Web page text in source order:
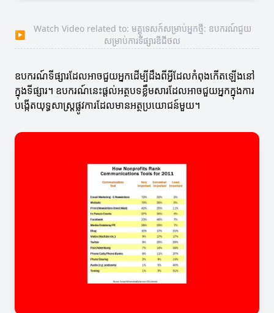
▶
Watch Video related to: មគ្គុទេសក៍សម្រាប់អ្នកថ្មី: ឧបករណ៍ជួយ
សម្រាប់ការទីផ្សារឌីជីថល
ឧបករណ៍ទីផ្សារដែលអាចជួយអ្នកដើម្បីដឹងពីអ្វីដែលកំពុងកើតឡើងនៅ
ក្នុងទីផ្សារ។ ឧបករណ៍នេះផ្តល់អត្ថបទខ្លឹមសារដែលអាចជួយអ្នកក្នុងការ
បង្កើតយុទ្ធសាស្រ្តផ្លូវការដែលមានអត្ថប្រយោជន៍មួយ។